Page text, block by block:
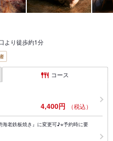
より徒歩約1分
コース
4,400円 （税込）
海老鉄板焼き』に変更可♪※予約時に要